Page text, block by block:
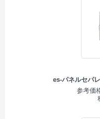
es-パネルセパ
参考価